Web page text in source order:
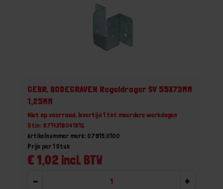
GEBR. BODEGRAVEN Regeldrager SV 55X73MM
1,25MM
Niet op voorraad, levertijd 1 tot meerdere werkdagen
Gtin: 8714318041816
Artikelnummer merk: 07915.0100
€ 1,02 incl. BTW
Prijs per 1 Stuk
- +